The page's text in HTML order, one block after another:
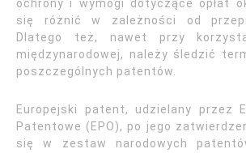
ochrony i wymogi dotyczące opłat
się różnić w zależności od
Dlatego też, nawet przy
międzynarodowej, należy śledzić
poszczególnych patentów.
Europejski patent, udzielany przez
Patentowe (EPO), po jego
się w zestaw narodowych